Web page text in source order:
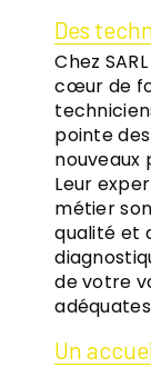
Des
Chez
cœur de
pointe
Leur
métier
qualité et
de votre
Un